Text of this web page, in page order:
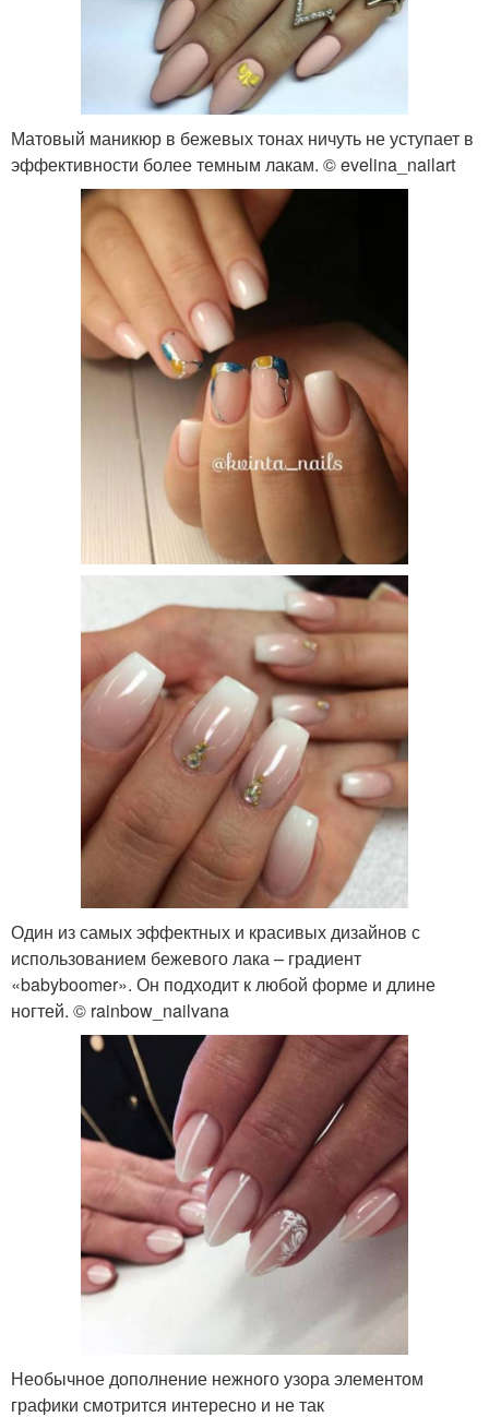
Матовый маникюр в бежевых тонах ничуть не уступает в
эффективности более темным лакам. © evelina_nailart
Один из самых эффектных и красивых дизайнов с
использованием бежевого лака – градиент
«babyboomer». Он подходит к любой форме и длине
ногтей. © rainbow_nailvana
Необычное дополнение нежного узора элементом
графики смотрится интересно и не так